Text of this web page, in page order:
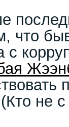
что
с
не